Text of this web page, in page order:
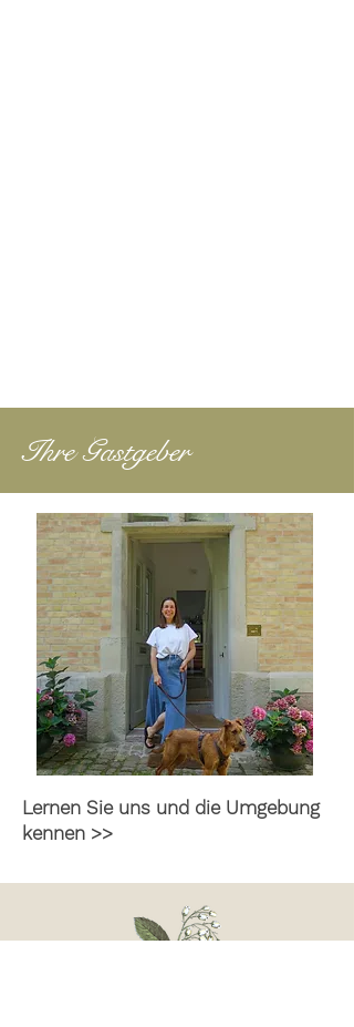
Ihre Gastgeber
Lernen Sie uns und die Umgebung
kennen >>